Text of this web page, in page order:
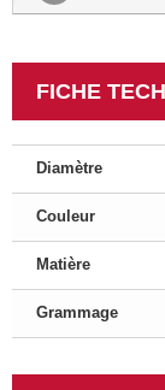
FICHE
Diamètre
Couleur
Matière
Grammage